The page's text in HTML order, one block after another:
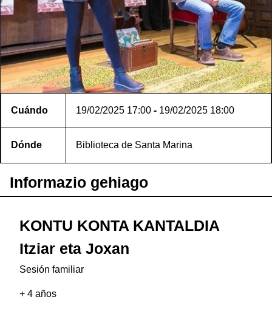
Cuándo 19/02/2025 17:00 - 19/02/2025 18:00
Dónde Biblioteca de Santa Marina
Informazio gehiago
KONTU KONTA KANTALDIA
Itziar eta Joxan
Sesión familiar
+ 4 años